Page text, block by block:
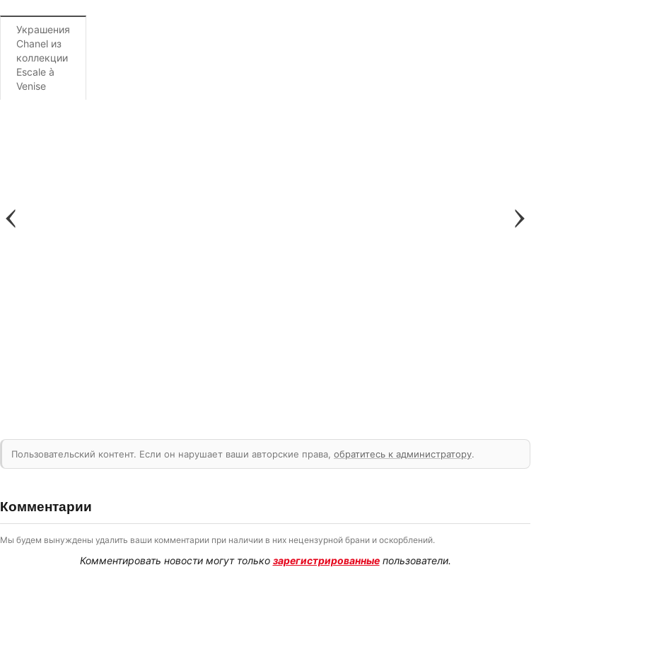
Украшения
Chanel из
коллекции
Escale à
Venise
Пользовательский контент. Если он нарушает ваши авторские права, обратитесь к администратору.
Комментарии
Мы будем вынуждены удалить ваши комментарии при наличии в них нецензурной брани и оскорблений.
Комментировать новости могут только зарегистрированныепользователи.